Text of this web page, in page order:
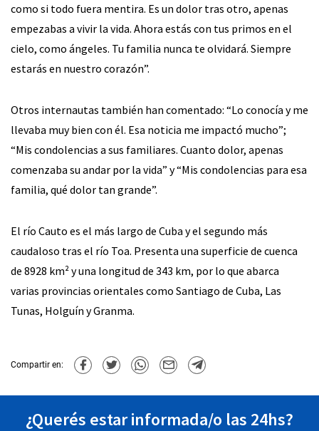
como si todo fuera mentira. Es un dolor tras otro, apenas
empezabas a vivir la vida. Ahora estás con tus primos en el
cielo, como ángeles. Tu familia nunca te olvidará. Siempre
estarás en nuestro corazón”.
Otros internautas también han comentado: “Lo conocía y me
llevaba muy bien con él. Esa noticia me impactó mucho”;
“Mis condolencias a sus familiares. Cuanto dolor, apenas
comenzaba su andar por la vida” y “Mis condolencias para esa
familia, qué dolor tan grande”.
El río Cauto es el más largo de Cuba y el segundo más
caudaloso tras el río Toa. Presenta una superficie de cuenca
de 8928 km² y una longitud de 343 km, por lo que abarca
varias provincias orientales como Santiago de Cuba, Las
Tunas, Holguín y Granma.
Compartir en:
¿Querés estar informada/o las 24hs?